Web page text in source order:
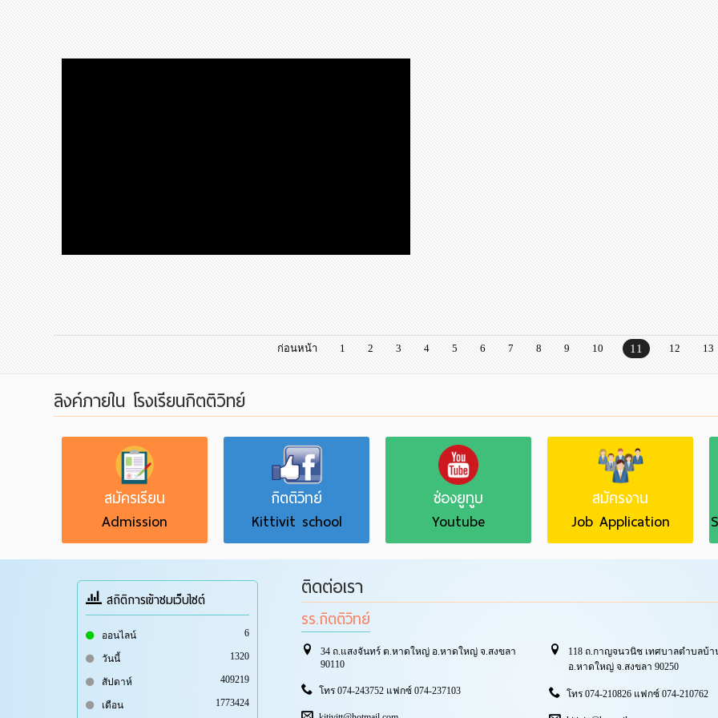
ก่อนหน้า 1 2 3 4 5 6 7 8 9 10 11 12 13
ลิงค์ภายใน โรงเรียนกิตติวิทย์
สมัครเรียน
Admission
กิตติวิทย์
Kittivit school
ช่องยูทูบ
Youtube
สมัครงาน
Job Application
สถิติการเข้าชมเว็บไซต์
ออนไลน์ 6
วันนี้ 1320
สัปดาห์ 409219
เดือน 1773424
ติดต่อเรา
รร.กิตติวิทย์
34 ถ.แสงจันทร์ ต.หาดใหญ่ อ.หาดใหญ่ จ.สงขลา
90110
โทร 074-243752 แฟกซ์ 074-237103
118 ถ.กาญจนวนิช เทศบาลตำบลบ้า
อ.หาดใหญ่ จ.สงขลา 90250
โทร 074-210826 แฟกซ์ 074-210762